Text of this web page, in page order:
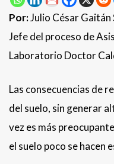
Por:Julio César Gaitán
Jefe del proceso de
Laboratorio Doctor
Las consecuencias de
del suelo, sin generar
vez es más
el suelo poco se hacen